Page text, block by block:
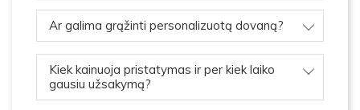
Ar galima grąžinti personalizuotą dovaną?
Kiek kainuoja pristatymas ir per kiek laiko
gausiu užsakymą?